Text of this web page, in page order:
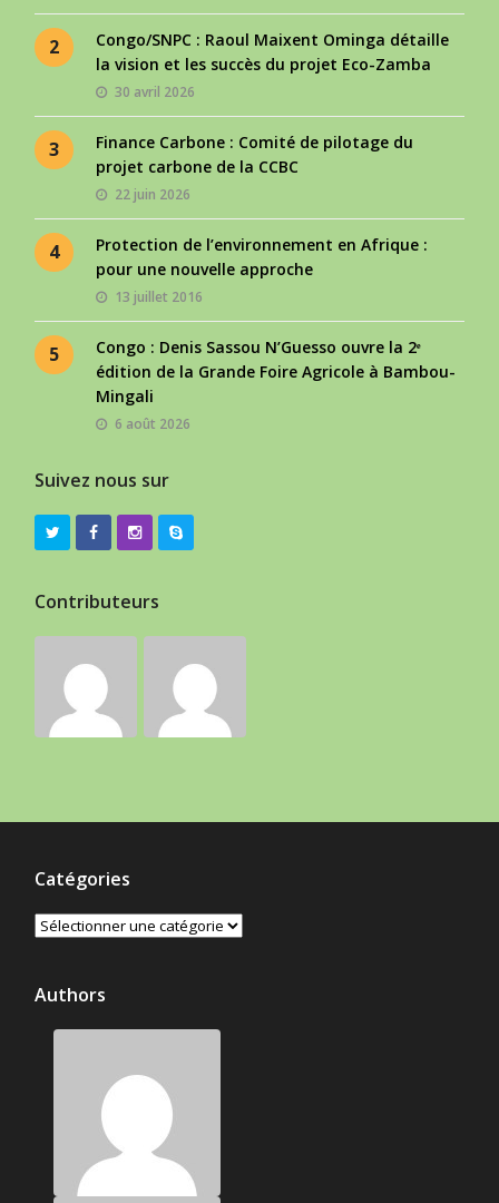
2
Congo/SNPC : Raoul Maixent Ominga détaille
la vision et les succès du projet Eco-Zamba
30 avril 2026
3
Finance Carbone : Comité de pilotage du
projet carbone de la CCBC
22 juin 2026
4
Protection de l’environnement en Afrique :
pour une nouvelle approche
13 juillet 2016
5
Congo : Denis Sassou N’Guesso ouvre la 2ᵉ
édition de la Grande Foire Agricole à Bambou-
Mingali
6 août 2026
Suivez nous sur
Contributeurs
Catégories
Catégories
Authors